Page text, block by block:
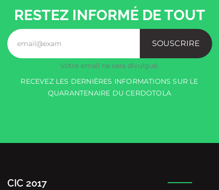
RESTEZ INFORMÉ DE TOUT
SOUSCRIRE
Votre email ne sera divulgué.
RECEVEZ LES DERNIÈRES INFORMATIONS SUR LE
QUARANTENAIRE DU CERDOTOLA
CIC 2017